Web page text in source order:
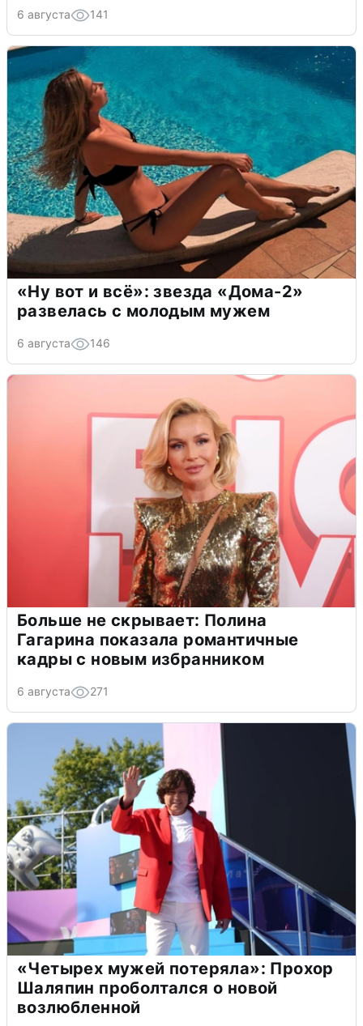
6 августа 141
«Ну вот и всё»: звезда «Дома-2»
развелась с молодым мужем
6 августа 146
Больше не скрывает: Полина
Гагарина показала романтичные
кадры с новым избранником
6 августа 271
«Четырех мужей потеряла»: Прохор
Шаляпин проболтался о новой
возлюбленной